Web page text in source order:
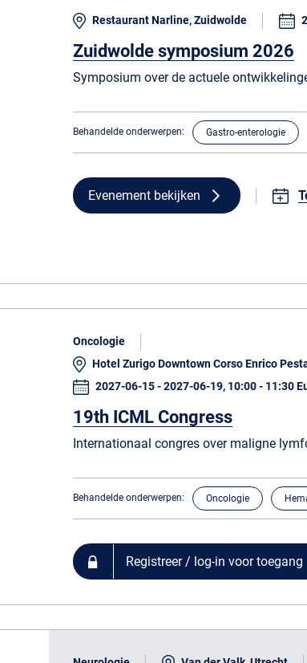
Restaurant Narline, Zuidwolde
Zuidwolde symposium 2026
Symposium over de actuele
Behandelde onderwerpen: Gastro-enterologie
Evenement bekijken
Oncologie
Hotel Zurigo Downtown Corso Enrico
2027-06-15 - 2027-06-19, 10:00 - 11:30
19th ICML Congress
Internationaal congres over maligne
Behandelde onderwerpen: Oncologie
Registreer / log-in voor toegang